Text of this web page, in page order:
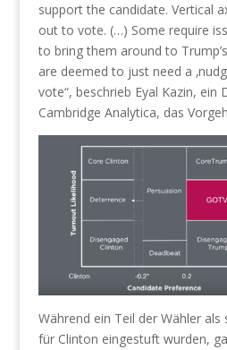
support the candidate. Vertical
out to vote. (…) Some require
to bring them around to
are deemed to just need a
vote“, beschrieb Eyal Kazin, ein
Cambridge Analytica, das
Während ein Teil der Wähler
für Clinton eingestuft wurden,